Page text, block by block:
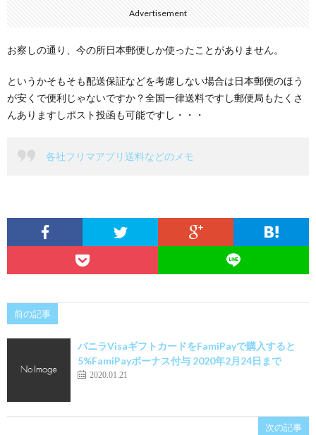
Advertisement
お察しの通り、今の所日本郵便しか使ったことがありません。
というかそもそも配送保証などを考慮しない場合は日本郵便のほう
が安くで便利じゃないですか？全国一律送料ですし郵便局もたくさ
んありますしポスト投函も可能ですし・・・
各社フリマアプリ送料などのメモ
前の記事
バニラVisaギフトカードをFamiPayで購入すると
5%FamiPayボーナス付与 2020年2月24日まで
2020.01.21
次の記事